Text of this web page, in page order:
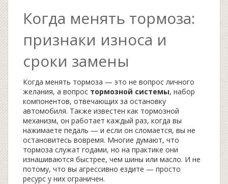
Когда менять тормоза:
признаки износа и
сроки замены
Когда менять тормоза — это не вопрос личного
желания, а вопрос тормозной системы, набор
компонентов, отвечающих за остановку
автомобиля. Также известен как тормозной
механизм, он работает каждый раз, когда вы
нажимаете педаль — и если он сломается, вы не
остановитесь вовремя. Многие думают, что
тормоза служат годами, но на практике они
изнашиваются быстрее, чем шины или масло. И не
потому, что вы агрессивно ездите — просто
ресурс у них ограничен.